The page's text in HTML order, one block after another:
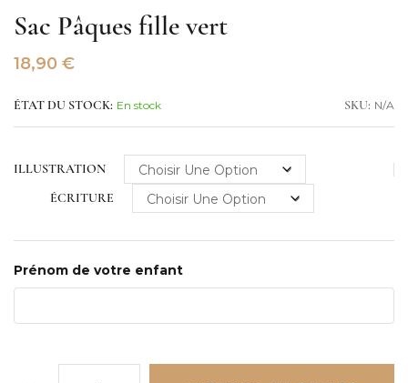
Sac Pâques fille vert
18,90 €
ÉTAT DU STOCK: En stock SKU: N/A
ILLUSTRATION
ÉCRITURE
Prénom de votre enfant